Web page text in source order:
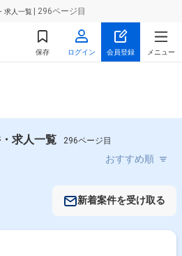
求人一覧 | 296ページ目
保存 ログイン 会員登録 メニュー
求人一覧
296ページ目
新着案件を受け取る